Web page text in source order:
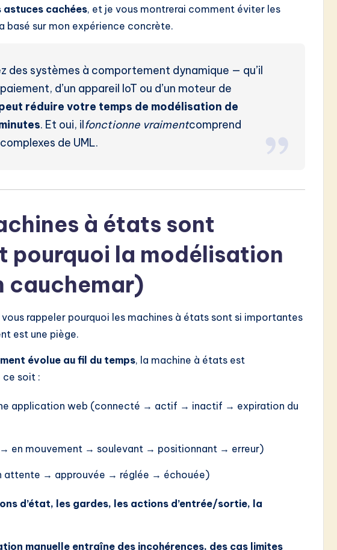
astuces cachées, et je vous montrerai comment éviter les
basé sur mon expérience concrète.
des systèmes à comportement dynamique — qu’il
d’un appareil IoT ou d’un moteur de
réduire votre temps de modélisation de
. Et oui, ilfonctionne vraimentcomprend
de UML.
à états sont
pourquoi la modélisation
cauchemar)
rappeler pourquoi les machines à états sont si importantes
est une piège.
évolue au fil du temps, la machine à états est
ce soit :
application web (connecté → actif → inactif → expiration du
en mouvement → soulevant → positionnant → erreur)
attente → approuvée → réglée → échouée)
d’état, les gardes, les actions d’entrée/sortie, la
manuelle entraîne des incohérences, des cas limites